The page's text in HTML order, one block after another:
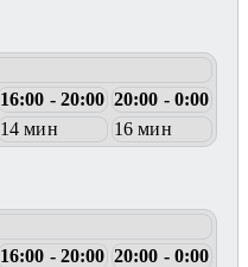
16:00 - 20:00 20:00 - 0:00
14 мин 16 мин
16:00 - 20:00 20:00 - 0:00